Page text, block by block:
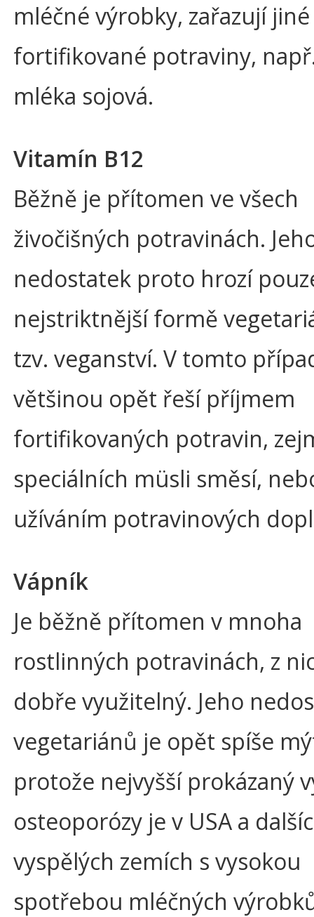
mléčné výrobky, zařazují jiné
fortifikované potraviny,
mléka sojová.
Vitamín B12
Běžně je přítomen ve všech
živočišných potravinách.
nedostatek proto hrozí
nejstriktnější formě
tzv. veganství. V tomto
většinou opět řeší příjmem
fortifikovaných potravin,
speciálních müsli směsí,
užíváním potravinových
Vápník
Je běžně přítomen v mnoha
rostlinných potravinách, z
dobře využitelný. Jeho
vegetariánů je opět spíše
protože nejvyšší prokázaný
osteoporózy je v USA a
vyspělých zemích s vysokou
spotřebou mléčných